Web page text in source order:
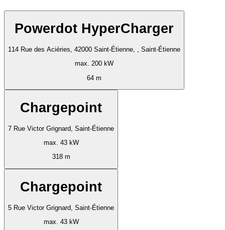
Powerdot HyperCharger
114 Rue des Aciéries, 42000 Saint-Étienne, , Saint-Étienne
max. 200 kW
64 m
Chargepoint
7 Rue Victor Grignard, Saint-Étienne
max. 43 kW
318 m
Chargepoint
5 Rue Victor Grignard, Saint-Étienne
max. 43 kW